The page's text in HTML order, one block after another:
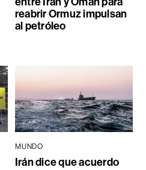
reabrir Ormuz impulsan
al petróleo
MUNDO
Irán dice que acuerdo